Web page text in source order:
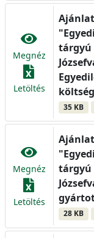
Megnéz
Letöltés
tárgyú
35 KB
Megnéz
Letöltés
tárgyú
28 KB